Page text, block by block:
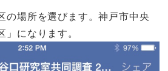
の場所を選びます。神戸市中央
になります。